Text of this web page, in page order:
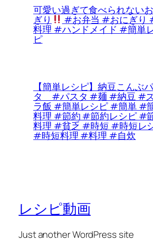
可愛い過ぎて食べられない
ぎり #お弁当 #おにぎり
料理 #ハンドメイド #簡単
ピ
【簡単レシピ】納豆こんぶ
タ #パスタ #麺 #納豆 #
ラ飯 #簡単レシピ #簡単 #
料理 #節約 #節約レシピ #
料理 #貧乏 #時短 #時短レ
#時短料理 #料理 #自炊
レシピ動画
Just another WordPress site